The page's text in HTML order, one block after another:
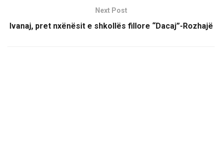
Next Post
Ivanaj, pret nxënësit e shkollës fillore “Dacaj”-Rozhajë